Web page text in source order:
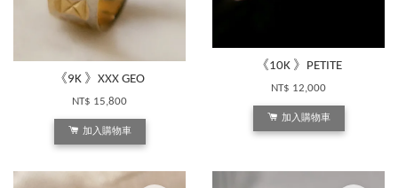
《9K 》XXX GEO
NT$ 15,800
加入購物車
《10K 》PETITE
NT$ 12,000
加入購物車